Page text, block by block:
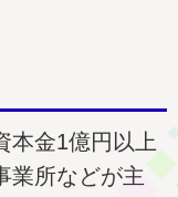
本金1億円以上
業所などが主